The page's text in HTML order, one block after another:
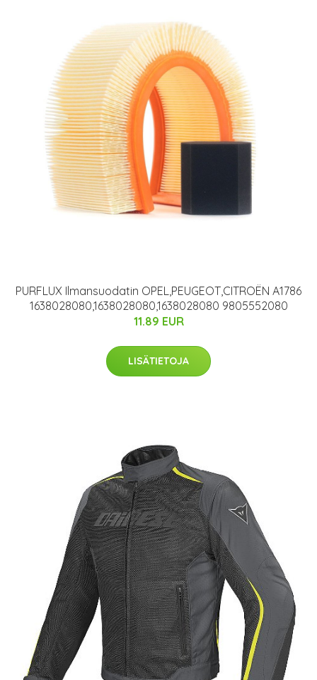
PURFLUX Ilmansuodatin OPEL,PEUGEOT,CITROËN A1786
1638028080,1638028080,1638028080 9805552080
11.89 EUR
LISÄTIETOJA